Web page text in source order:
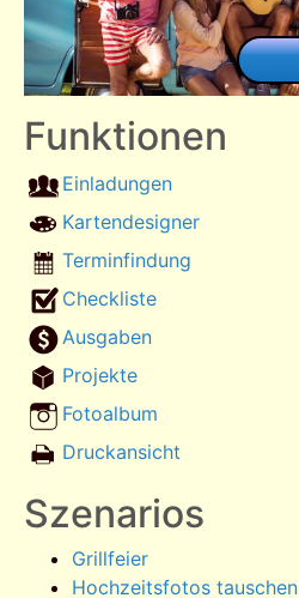
Funktionen
Einladungen
Kartendesigner
Terminfindung
Checkliste
Ausgaben
Projekte
Fotoalbum
Druckansicht
Szenarios
Grillfeier
Hochzeitsfotos tauschen